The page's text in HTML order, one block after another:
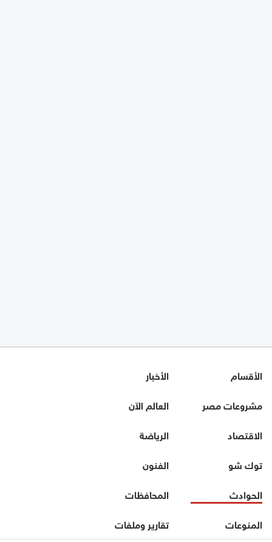
الأقسام
الأخبار
مشروعات مصر
العالم الآن
الاقتصاد
الرياضة
توك شو
الفنون
الحوادث
المحافظات
المنوعات
تقارير وملفات